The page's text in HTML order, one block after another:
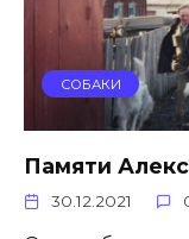
СОБАКИ
Памяти
30.12.2021